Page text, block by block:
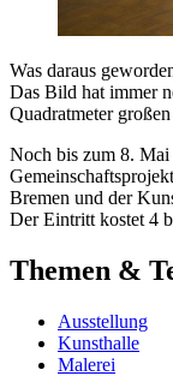
Was daraus
Das Bild hat immer
Quadratmeter
Noch bis zum 8. Mai
Bremen und der
Der Eintritt kostet 4
Themen &
Ausstellung
Kunsthalle
Malerei